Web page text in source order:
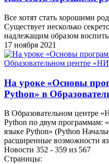
Все хотят стать хорошими
Существует несколько
надлежащим образом
17 ноября 2021
На уроке «Основы
Python» в
В Образовательном центре
Python по двум программам:
языке Python» (Python
расширенные возможности
Новости 352 - 359 из 567
Страницы: